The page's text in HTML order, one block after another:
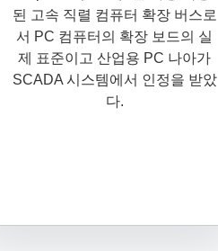
된 고속 직렬 컴퓨터 확장 버스로
서 PC 컴퓨터의 확장 보드의 실
제 표준이고 산업용 PC 나아가
SCADA 시스템에서 인정을 받았
다.